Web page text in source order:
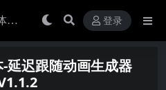
登录
-延迟跟随动画生成器